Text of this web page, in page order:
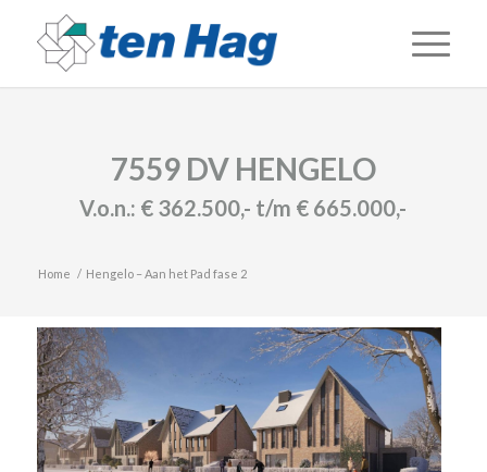
7559 DV HENGELO
V.o.n.: € 362.500,- t/m € 665.000,-
Home / Hengelo – Aan het Pad fase 2